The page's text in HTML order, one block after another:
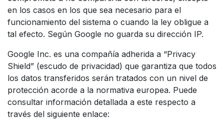
en los casos en los que sea necesario para el
funcionamiento del sistema o cuando la ley obligue a
tal efecto. Según Google no guarda su dirección IP.
Google Inc. es una compañía adherida a “Privacy
Shield” (escudo de privacidad) que garantiza que todos
los datos transferidos serán tratados con un nivel de
protección acorde a la normativa europea. Puede
consultar información detallada a este respecto a
través del siguiente enlace: